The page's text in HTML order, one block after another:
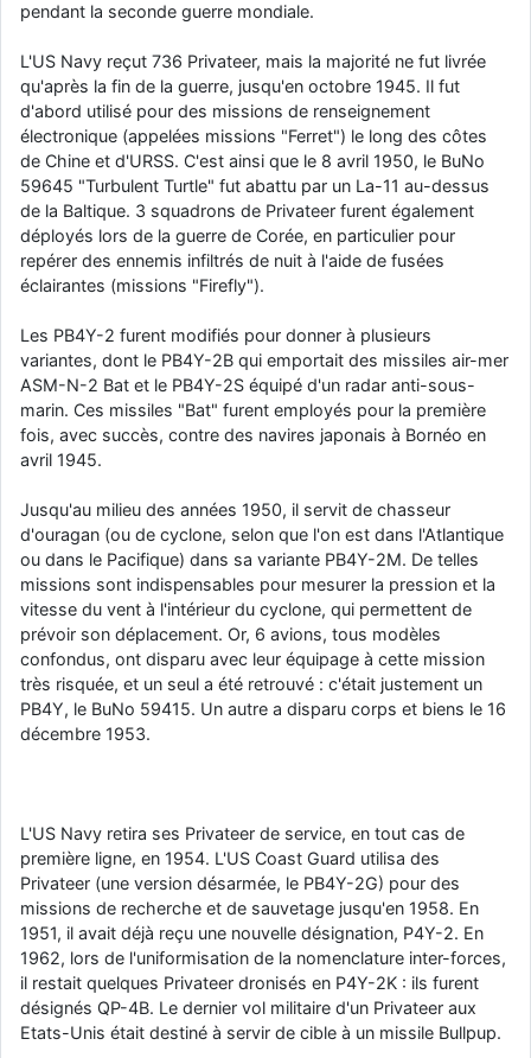
pendant la seconde guerre mondiale.
L'US Navy reçut 736 Privateer, mais la majorité ne fut livrée
qu'après la fin de la guerre, jusqu'en octobre 1945. Il fut
d'abord utilisé pour des missions de renseignement
électronique (appelées missions "Ferret") le long des côtes
de Chine et d'URSS. C'est ainsi que le 8 avril 1950, le BuNo
59645 "Turbulent Turtle" fut abattu par un La-11 au-dessus
de la Baltique. 3 squadrons de Privateer furent également
déployés lors de la guerre de Corée, en particulier pour
repérer des ennemis infiltrés de nuit à l'aide de fusées
éclairantes (missions "Firefly").
Les PB4Y-2 furent modifiés pour donner à plusieurs
variantes, dont le PB4Y-2B qui emportait des missiles air-mer
ASM-N-2 Bat et le PB4Y-2S équipé d'un radar anti-sous-
marin. Ces missiles "Bat" furent employés pour la première
fois, avec succès, contre des navires japonais à Bornéo en
avril 1945.
Jusqu'au milieu des années 1950, il servit de chasseur
d'ouragan (ou de cyclone, selon que l'on est dans l'Atlantique
ou dans le Pacifique) dans sa variante PB4Y-2M. De telles
missions sont indispensables pour mesurer la pression et la
vitesse du vent à l'intérieur du cyclone, qui permettent de
prévoir son déplacement. Or, 6 avions, tous modèles
confondus, ont disparu avec leur équipage à cette mission
très risquée, et un seul a été retrouvé : c'était justement un
PB4Y, le BuNo 59415. Un autre a disparu corps et biens le 16
décembre 1953.
L'US Navy retira ses Privateer de service, en tout cas de
première ligne, en 1954. L'US Coast Guard utilisa des
Privateer (une version désarmée, le PB4Y-2G) pour des
missions de recherche et de sauvetage jusqu'en 1958. En
1951, il avait déjà reçu une nouvelle désignation, P4Y-2. En
1962, lors de l'uniformisation de la nomenclature inter-forces,
il restait quelques Privateer dronisés en P4Y-2K : ils furent
désignés QP-4B. Le dernier vol militaire d'un Privateer aux
Etats-Unis était destiné à servir de cible à un missile Bullpup.